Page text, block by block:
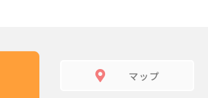
マップ